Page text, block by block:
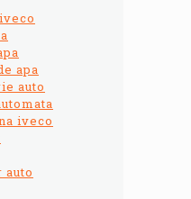
apa
auto
iveco
auto